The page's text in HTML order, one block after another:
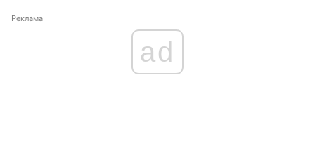
Реклама
ad